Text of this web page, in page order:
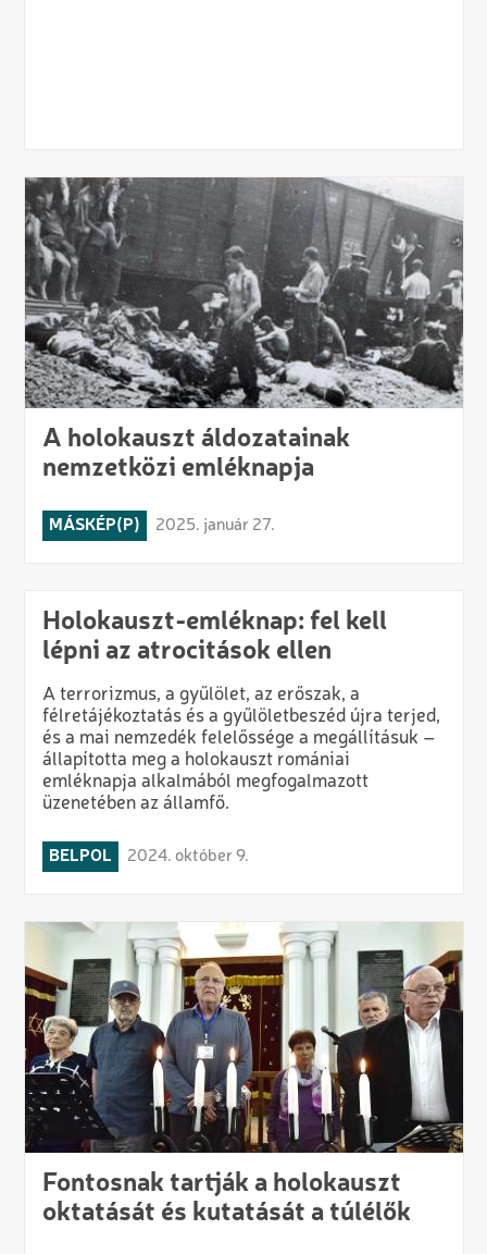
A holokauszt áldozatainak
nemzetközi emléknapja
MÁSKÉP(P) 2025. január 27.
Holokauszt-emléknap: fel kell
lépni az atrocitások ellen
A terrorizmus, a gyűlölet, az erőszak, a
félretájékoztatás és a gyűlöletbeszéd újra terjed,
és a mai nemzedék felelőssége a megállításuk –
állapította meg a holokauszt romániai
emléknapja alkalmából megfogalmazott
üzenetében az államfő.
BELPOL 2024. október 9.
Fontosnak tartják a holokauszt
oktatását és kutatását a túlélők